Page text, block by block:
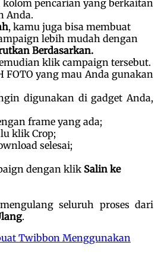
pencarian yang berkaitan
Anda.
, kamu juga bisa membuat
lebih mudah dengan
Berdasarkan.
klik campaign tersebut.
FOTO yang mau Anda gunakan
digunakan di gadget Anda,
frame yang ada;
klik Crop;
selesai;
dengan klik Salin ke
seluruh proses dari
.
Twibbon Menggunakan